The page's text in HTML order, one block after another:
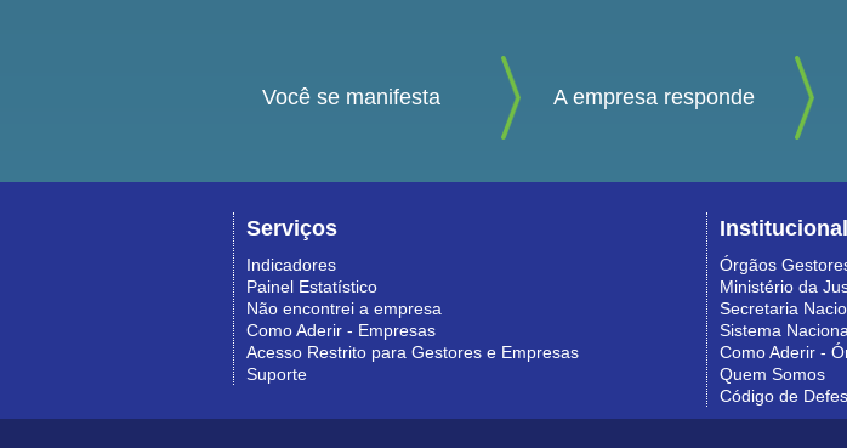
Você se manifesta A empresa responde
Serviços
Indicadores
Painel Estatístico
Não encontrei a empresa
Como Aderir - Empresas
Acesso Restrito para Gestores e Empresas
Suporte
Institucional
Órgãos
Ministério da
Secretaria
Sistema
Como Aderir -
Quem Somos
Código de